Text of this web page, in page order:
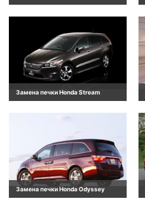
Замена печки Honda Stream
Замена печки Honda Odyssey